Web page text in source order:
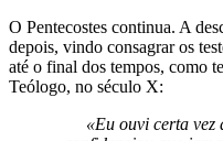
O Pentecostes continua. A
depois, vindo consagrar os
até o final dos tempos, como
Teólogo, no século X:
«Eu ouvi certa vez